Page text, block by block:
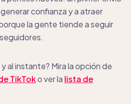
confianza y a atraer
la gente tiende a seguir
al instante? Mira la opción de
TikToko ver la lista de